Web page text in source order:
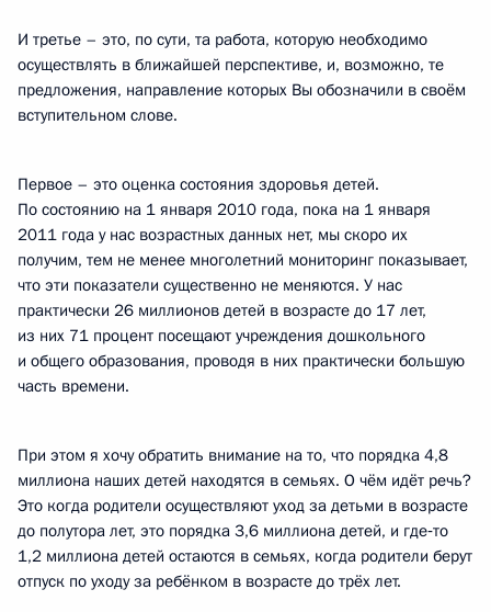
И третье – это, по сути, та работа, которую необходимо
осуществлять в ближайшей перспективе, и, возможно, те
предложения, направление которых Вы обозначили в своём
вступительном слове.
Первое – это оценка состояния здоровья детей.
По состоянию на 1 января 2010 года, пока на 1 января
2011 года у нас возрастных данных нет, мы скоро их
получим, тем не менее многолетний мониторинг показывает,
что эти показатели существенно не меняются. У нас
практически 26 миллионов детей в возрасте до 17 лет,
из них 71 процент посещают учреждения дошкольного
и общего образования, проводя в них практически большую
часть времени.
При этом я хочу обратить внимание на то, что порядка 4,8
миллиона наших детей находятся в семьях. О чём идёт речь?
Это когда родители осуществляют уход за детьми в возрасте
до полутора лет, это порядка 3,6 миллиона детей, и где‑то
1,2 миллиона детей остаются в семьях, когда родители берут
отпуск по уходу за ребёнком в возрасте до трёх лет.